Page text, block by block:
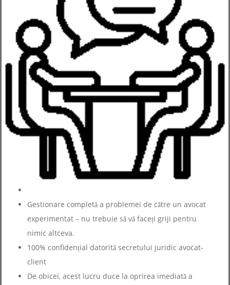
Gestionare completă a problemei de către un avocat
experimentat – nu trebuie să vă faceți griji pentru
nimic altceva.
100% confidențial datorită secretului juridic avocat-
client
De obicei, acest lucru duce la oprirea imediată a